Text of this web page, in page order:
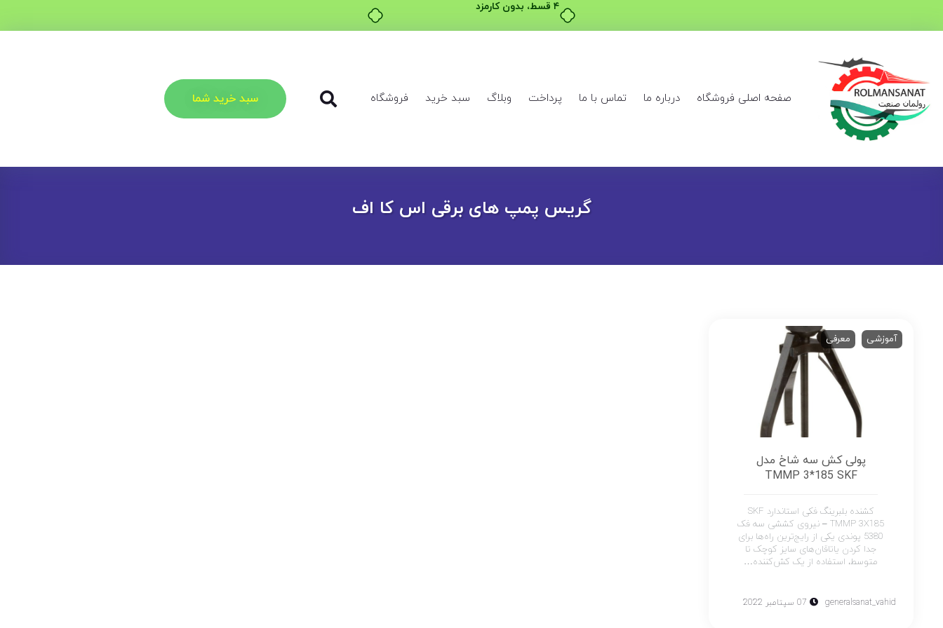
۴ قسط، بدون کارمزد
صفحه اصلی فروشگاه درباره ما تماس با ما پرداخت وبلاگ سبد خرید فروشگاه سبد خرید شما
گریس پمپ های برقی اس کا اف
آموزشی معرفی
پولی کش سه شاخ مدل
TMMP 3*185 SKF
کشنده بلبرینگ فکی استاندارد SKF
TMMP 3X185 – نیروی کششی سه فک
5380 پوندی یکی از رایج‌ترین راه‌ها برای
جدا کردن یاتاقان‌های سایز کوچک تا
متوسط، استفاده از یک کش‌کننده…
generalsanat_vahid